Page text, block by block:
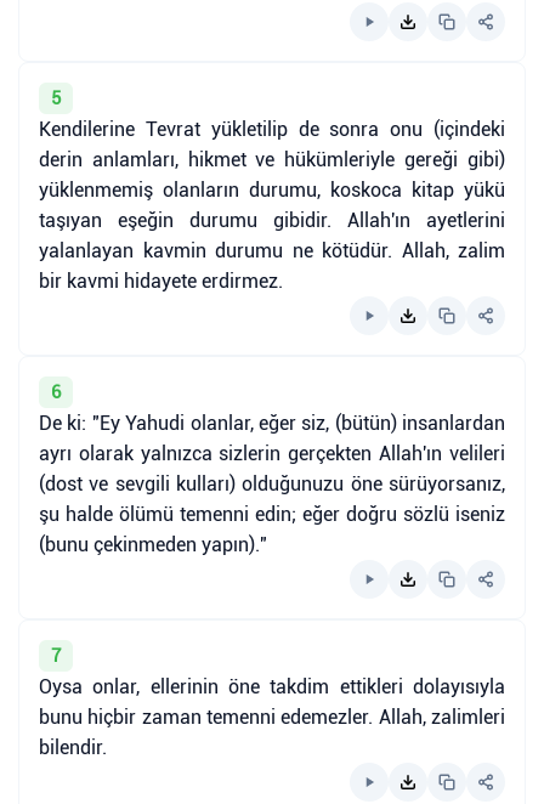
5
Kendilerine Tevrat yükletilip de sonra onu (içindeki
derin anlamları, hikmet ve hükümleriyle gereği gibi)
yüklenmemiş olanların durumu, koskoca kitap yükü
taşıyan eşeğin durumu gibidir. Allah'ın ayetlerini
yalanlayan kavmin durumu ne kötüdür. Allah, zalim
bir kavmi hidayete erdirmez.
6
De ki: "Ey Yahudi olanlar, eğer siz, (bütün) insanlardan
ayrı olarak yalnızca sizlerin gerçekten Allah'ın velileri
(dost ve sevgili kulları) olduğunuzu öne sürüyorsanız,
şu halde ölümü temenni edin; eğer doğru sözlü iseniz
(bunu çekinmeden yapın)."
7
Oysa onlar, ellerinin öne takdim ettikleri dolayısıyla
bunu hiçbir zaman temenni edemezler. Allah, zalimleri
bilendir.